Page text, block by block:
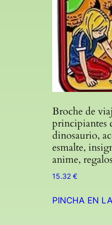
Broche de
principiantes
dinosaurio,
esmalte,
anime,
15.32 €
PINCHA EN